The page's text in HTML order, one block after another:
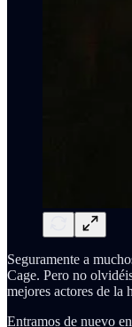
Seguramente a
Cage. Pero no
mejores actores de la
Entramos de nuevo